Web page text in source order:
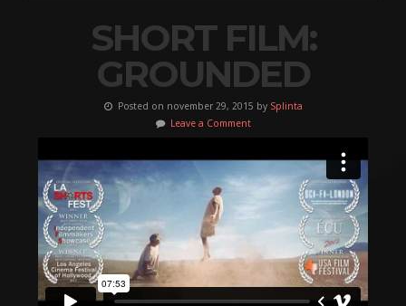
SHORT FILM:
GROUNDED
Posted on november 29, 2015 by Splinta
Leave a Comment